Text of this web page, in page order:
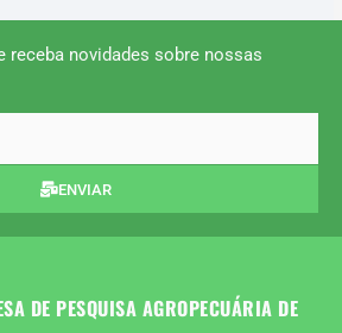
receba novidades sobre nossas
ENVIAR
DE PESQUISA AGROPECUÁRIA DE